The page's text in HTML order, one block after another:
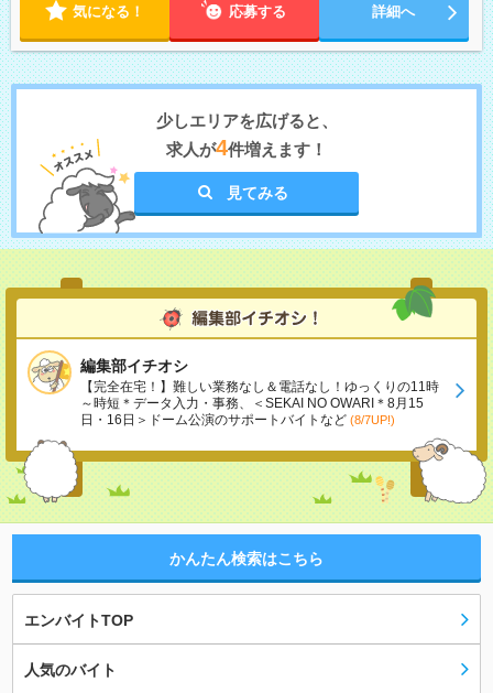
気になる！ 応募する 詳細へ
少しエリアを広げると、
求人が4件増えます！
見てみる
編集部イチオシ
【完全在宅！】難しい業務なし＆電話なし！ゆっくりの11時
～時短＊データ入力・事務、＜SEKAI NO OWARI＊8月15
日・16日＞ドーム公演のサポートバイトなど (8/7UP!)
かんたん検索はこちら
エンバイトTOP
人気のバイト